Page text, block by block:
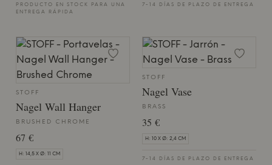
PRODUCTO EN STOCK PARA UNA
ENTREGA RÁPIDA
7-14 DÍAS DE PLAZO DE ENTREGA
STOFF
Nagel Wall Hanger
BRUSHED CHROME
67 €
H: 14,5 X Ø: 11 CM
STOFF
Nagel Vase
BRASS
35 €
H: 10 X Ø: 2,4 CM
7-14 DÍAS DE PLAZO DE ENTREGA